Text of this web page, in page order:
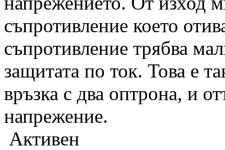
съпротивление което
съпротивление трябва
защитата по ток. Това е
връзка с два оптрона, и
напрежение.
Активен